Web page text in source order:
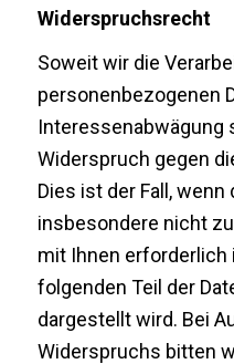
Widerspruchsrecht
Soweit wir die
personenbezogenen
Interessenabwägung
Widerspruch gegen
Dies ist der Fall, wenn
insbesondere nicht
mit Ihnen erforderlich
folgenden Teil der
dargestellt wird. Bei
Widerspruchs bitten